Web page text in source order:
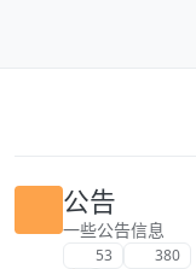
公告
一些公告信息
53 380